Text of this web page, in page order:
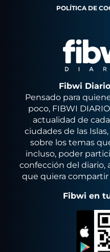
POLÍTICA DE
Fibwi
Pensado para
poco, FIBWI
actualidad de
ciudades de las
sobre los temas
incluso, poder
confección del diario,
que quiera
Fibwi en